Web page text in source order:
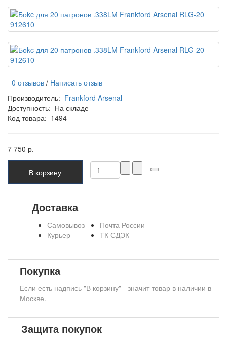
0 отзывов / Написать отзыв
Производитель: Frankford Arsenal
Доступность: На складе
Код товара: 1494
7 750 р.
В корзину
Доставка
Самовывоз
Курьер
Почта России
ТК СДЭК
Покупка
Если есть надпись "В корзину" - значит товар в наличии в
Москве.
Защита покупок